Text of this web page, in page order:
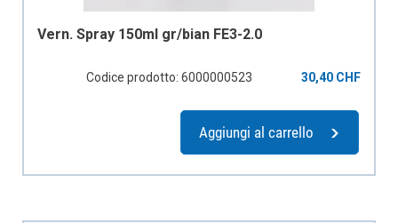
Vern. Spray 150ml gr/bian FE3-2.0
Codice prodotto: 6000000523 30,40 CHF
Aggiungi al carrello